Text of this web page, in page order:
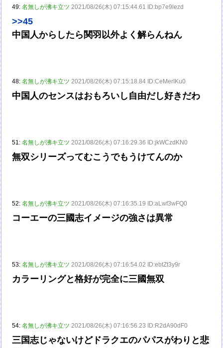
49:名無しが沸キ立ツ 2021/08/26(木) 07:15:44.61 ID:bp7e9lezd
>>45
中国人からしたら関羽以外よく解らんねん
48:名無しが沸キ立ツ 2021/08/26(木) 07:15:18.84 ID:CeMerIKu0
中国人のセンスはおもろいし自由だし好きだわ
51:名無しが沸キ立ツ 2021/08/26(木) 07:16:29.36 ID:jkWCzdKN0
無双シリーズってむこうでもうけてんのか
52:名無しが沸キ立ツ 2021/08/26(木) 07:16:35.19 ID:aLwf3wFQ0
コーエーの三國志イメージの強さは異常
53:名無しが沸キ立ツ 2021/08/26(木) 07:16:54.02 ID:ebtZt3y9r
カラーリングと格好が完全に三國無双
54:名無しが沸キ立ツ 2021/08/26(木) 07:16:56.23 ID:R2dA90dF0
三国志じゃないけどドラクエのパパスがわりと悲